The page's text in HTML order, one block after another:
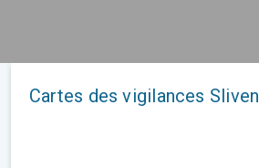
Cartes des vigilances Sliven